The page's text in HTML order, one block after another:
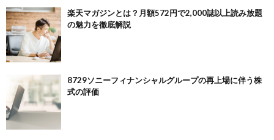
楽天マガジンとは？月額572円で2,000誌以上読み放題
の魅力を徹底解説
8729ソニーフィナンシャルグループの再上場に伴う株
式の評価